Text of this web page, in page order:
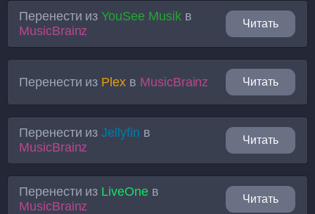
Перенести изYouSee Musikв
MusicBrainz
Читать
Перенести из Plex в MusicBrainz Читать
Перенести изJellyfin в
MusicBrainz
Читать
Перенести из LiveOneв
MusicBrainz
Читать